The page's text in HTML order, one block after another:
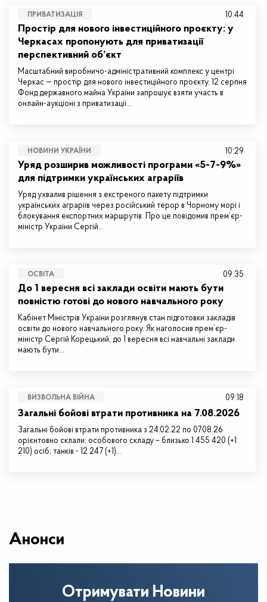
ПРИВАТИЗАЦІЯ
Простір для нового інвестиційного проєкту: у
Черкасах пропонують для приватизації
перспективний об’єкт
Масштабний виробничо-адміністративний комплекс у центрі
Черкас — простір для нового інвестиційного проєкту. 12 серпня
Фонд державного майна України запрошує взяти участь в
онлайн-аукціоні з приватизації…
10:44
НОВИНИ УКРАЇНИ
Уряд розширив можливості програми «5-7-9%»
для підтримки українських аграріїв
Уряд ухвалив рішення з екстреного пакету підтримки
українських аграріїв через російський терор в Чорному морі і
блокування експортних маршрутів. Про це повідомив прем’єр-
міністр України Сергій…
10:29
ОСВІТА
До 1 вересня всі заклади освіти мають бути
повністю готові до нового навчального року
Кабінет Міністрів України розглянув стан підготовки закладів
освіти до нового навчального року. Як наголосив прем’єр-
міністр Сергій Корецький, до 1 вересня всі навчальні заклади
мають бути…
09:35
ВИЗВОЛЬНА ВІЙНА
Загальні бойові втрати противника на 7.08.2026
Загальні бойові втрати противника з 24.02.22 по 07.08.26
орієнтовно склали: особового складу – близько 1 455 420 (+1
210) осіб; танків - 12 247 (+1)…
09:18
Анонси
Отримувати Новини